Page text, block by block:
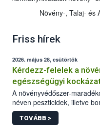
Növény-, Talaj- és
Friss hírek
2026. május 28, csütörtök
Kérdezz-felelek a
egészségügyi
A növényvédőszer-
néven peszticidek, illetve
melyek a terményekben
szüretelést, illetve tárolást
TOVÁBB >